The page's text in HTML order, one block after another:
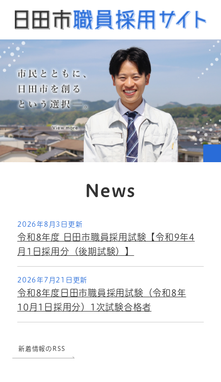
頭
で
News
2026年8月3日更新
令和8年度 日田市職員採用試験【令和9年4
月1日採用分（後期試験）】
2026年7月21日更新
令和8年度日田市職員採用試験（令和8年
10月1日採用分）1次試験合格者
新着情報のRSS